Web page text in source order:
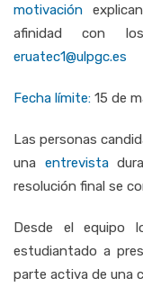
motivación
afinidad con
eruatec1@ulpgc.es
Fecha límite: 15 de
Las personas
una entrevista
resolución final se
Desde el equipo
estudiantado a
parte activa de una